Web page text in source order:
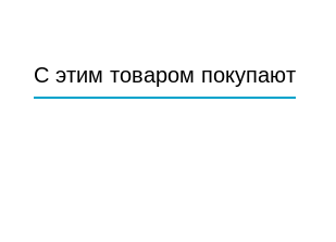
С этим товаром покупают